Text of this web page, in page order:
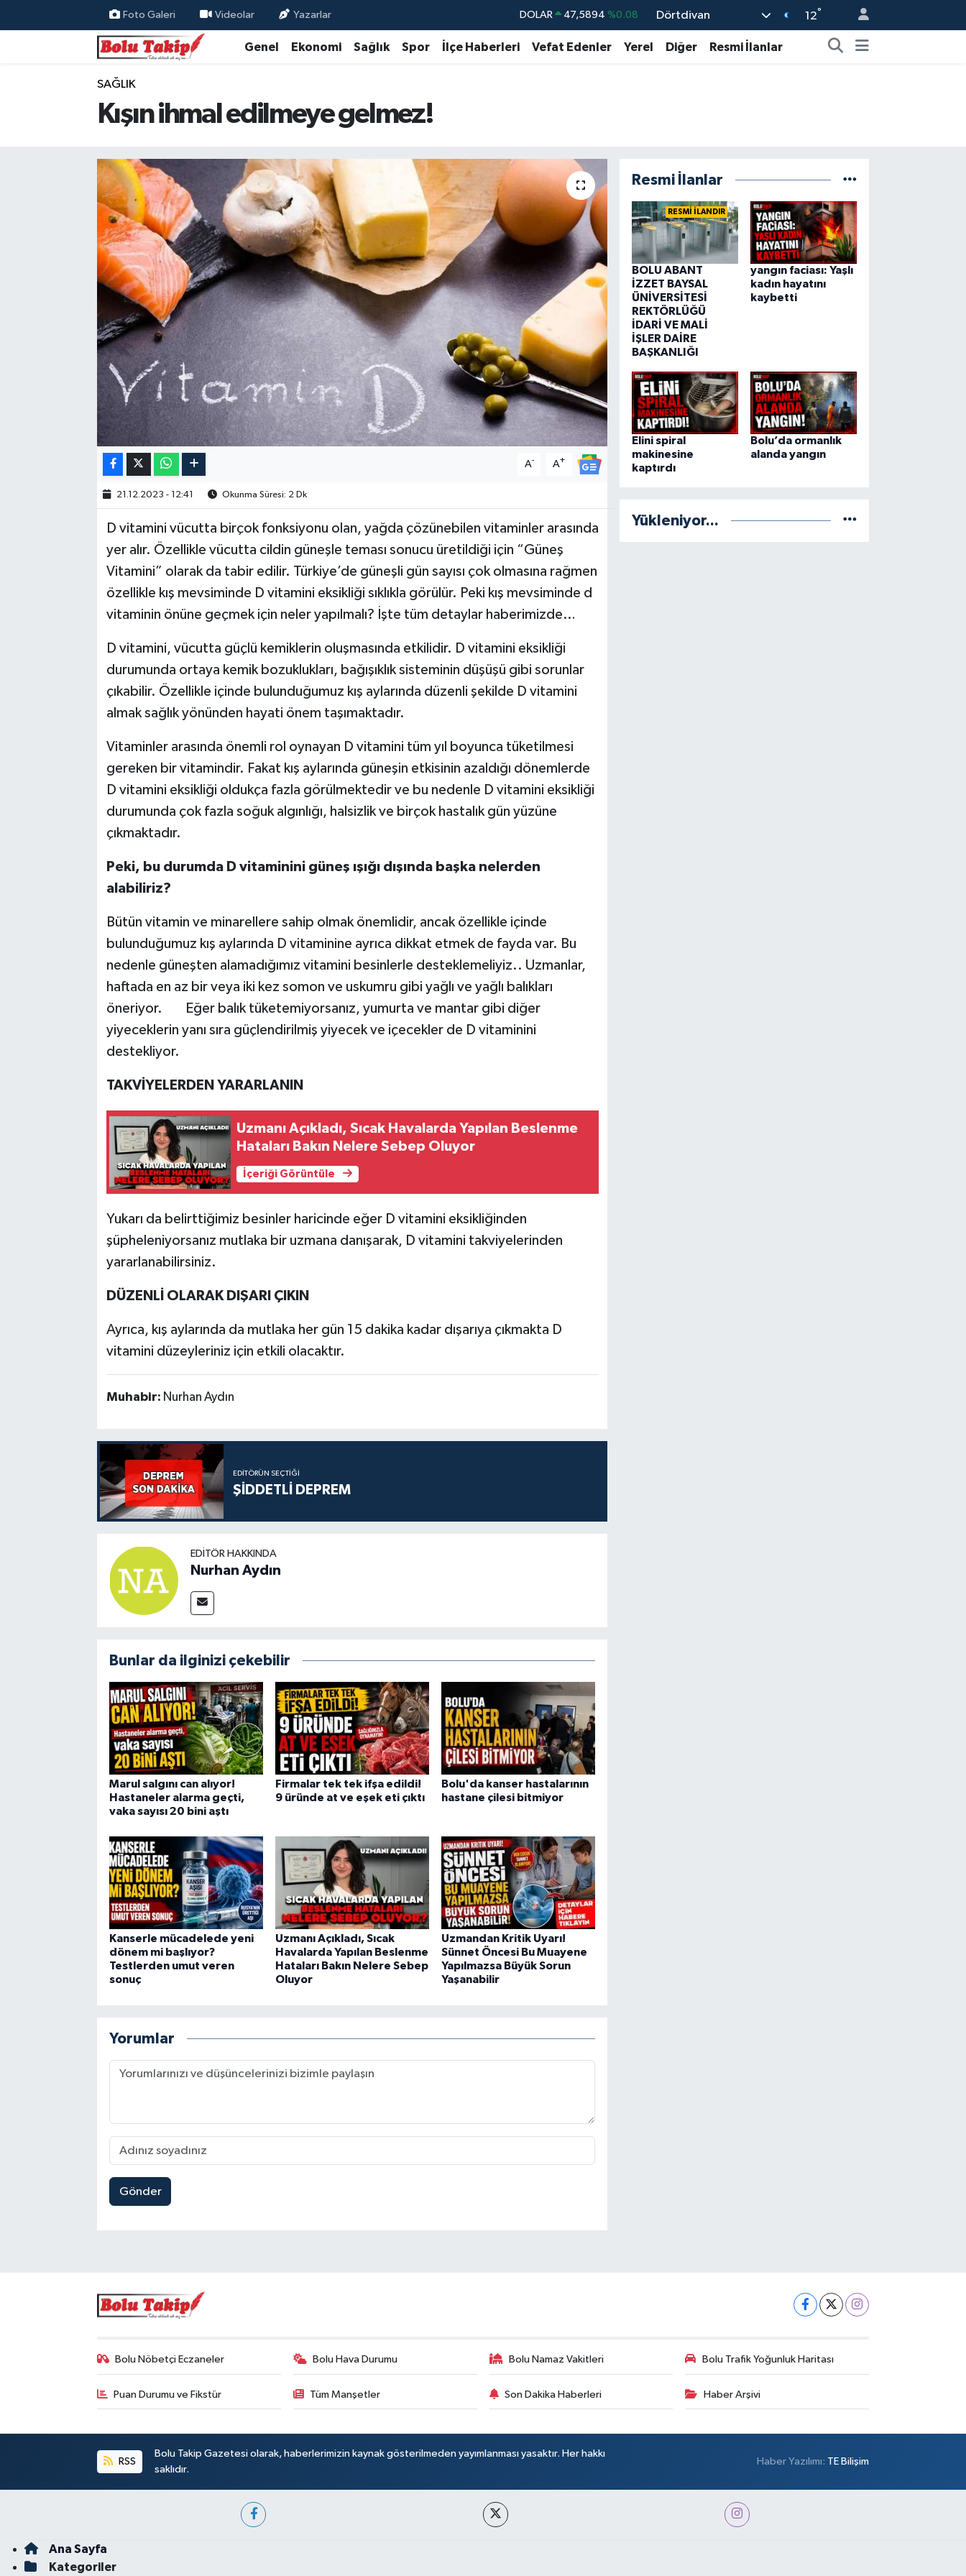
Foto Galeri Videolar Yazarlar DOLAR 47,5894 %0.08
EURO 55,0398 %-0.02
Dörtdivan 12°
Genel Ekonomi Sağlık Spor İlçe Haberleri Vefat Edenler Yerel Diğer Resmi İlanlar
SAĞLIK
Kışın ihmal edilmeye gelmez!
A- A+
21.12.2023 - 12:41 Okunma Süresi: 2 Dk
D vitamini vücutta birçok fonksiyonu olan, yağda çözünebilen vitaminler arasında
yer alır. Özellikle vücutta cildin güneşle teması sonucu üretildiği için “Güneş
Vitamini” olarak da tabir edilir. Türkiye’de güneşli gün sayısı çok olmasına rağmen
özellikle kış mevsiminde D vitamini eksikliği sıklıkla görülür. Peki kış mevsiminde d
vitaminin önüne geçmek için neler yapılmalı? İşte tüm detaylar haberimizde…
D vitamini, vücutta güçlü kemiklerin oluşmasında etkilidir. D vitamini eksikliği
durumunda ortaya kemik bozuklukları, bağışıklık sisteminin düşüşü gibi sorunlar
çıkabilir. Özellikle içinde bulunduğumuz kış aylarında düzenli şekilde D vitamini
almak sağlık yönünden hayati önem taşımaktadır.
Vitaminler arasında önemli rol oynayan D vitamini tüm yıl boyunca tüketilmesi
gereken bir vitamindir. Fakat kış aylarında güneşin etkisinin azaldığı dönemlerde
D vitamini eksikliği oldukça fazla görülmektedir ve bu nedenle D vitamini eksikliği
durumunda çok fazla soğuk algınlığı, halsizlik ve birçok hastalık gün yüzüne
çıkmaktadır.
Peki, bu durumda D vitaminini güneş ışığı dışında başka nelerden
alabiliriz?
Bütün vitamin ve minarellere sahip olmak önemlidir, ancak özellikle içinde
bulunduğumuz kış aylarında D vitaminine ayrıca dikkat etmek de fayda var. Bu
nedenle güneşten alamadığımız vitamini besinlerle desteklemeliyiz.. Uzmanlar,
haftada en az bir veya iki kez somon ve uskumru gibi yağlı ve yağlı balıkları
öneriyor. Eğer balık tüketemiyorsanız, yumurta ve mantar gibi diğer
yiyeceklerin yanı sıra güçlendirilmiş yiyecek ve içecekler de D vitaminini
destekliyor.
TAKVİYELERDEN YARARLANIN
Uzmanı Açıkladı, Sıcak Havalarda Yapılan Beslenme
Hataları Bakın Nelere Sebep Oluyor
İçeriği Görüntüle
Yukarı da belirttiğimiz besinler haricinde eğer D vitamini eksikliğinden
şüpheleniyorsanız mutlaka bir uzmana danışarak, D vitamini takviyelerinden
yararlanabilirsiniz.
DÜZENLİ OLARAK DIŞARI ÇIKIN
Ayrıca, kış aylarında da mutlaka her gün 15 dakika kadar dışarıya çıkmakta D
vitamini düzeyleriniz için etkili olacaktır.
Muhabir: Nurhan Aydın
EDITÖRÜN SEÇTIĞI
ŞİDDETLİ DEPREM
EDITÖR HAKKINDA
Nurhan Aydın
Bunlar da ilginizi çekebilir
Marul salgını can alıyor!
Hastaneler alarma geçti,
vaka sayısı 20 bini aştı
Firmalar tek tek ifşa edildi!
9 üründe at ve eşek eti çıktı
Bolu'da kanser hastalarının
hastane çilesi bitmiyor
Kanserle mücadelede yeni
dönem mi başlıyor?
Testlerden umut veren
sonuç
Uzmanı Açıkladı, Sıcak
Havalarda Yapılan Beslenme
Hataları Bakın Nelere Sebep
Oluyor
Uzmandan Kritik Uyarı!
Sünnet Öncesi Bu Muayene
Yapılmazsa Büyük Sorun
Yaşanabilir
Yorumlar
Gönder
Resmi İlanlar
RESMİ İLANDIR
BOLU ABANT
İZZET BAYSAL
ÜNİVERSİTESİ
REKTÖRLÜĞÜ
İDARİ VE MALİ
İŞLER DAİRE
BAŞKANLIĞI
yangın faciası: Yaşlı
kadın hayatını
kaybetti
Elini spiral
makinesine
kaptırdı
Bolu’da ormanlık
alanda yangın
Yükleniyor...
Bolu Nöbetçi Eczaneler Bolu Hava Durumu Bolu Namaz Vakitleri Bolu Trafik Yoğunluk Haritası
Puan Durumu ve Fikstür Tüm Manşetler Son Dakika Haberleri Haber Arşivi
RSS
Bolu Takip Gazetesi olarak, haberlerimizin kaynak gösterilmeden yayımlanması yasaktır. Her hakkı
saklıdır.
Haber Yazılımı: TE Bilişim
Ana Sayfa
Kategoriler